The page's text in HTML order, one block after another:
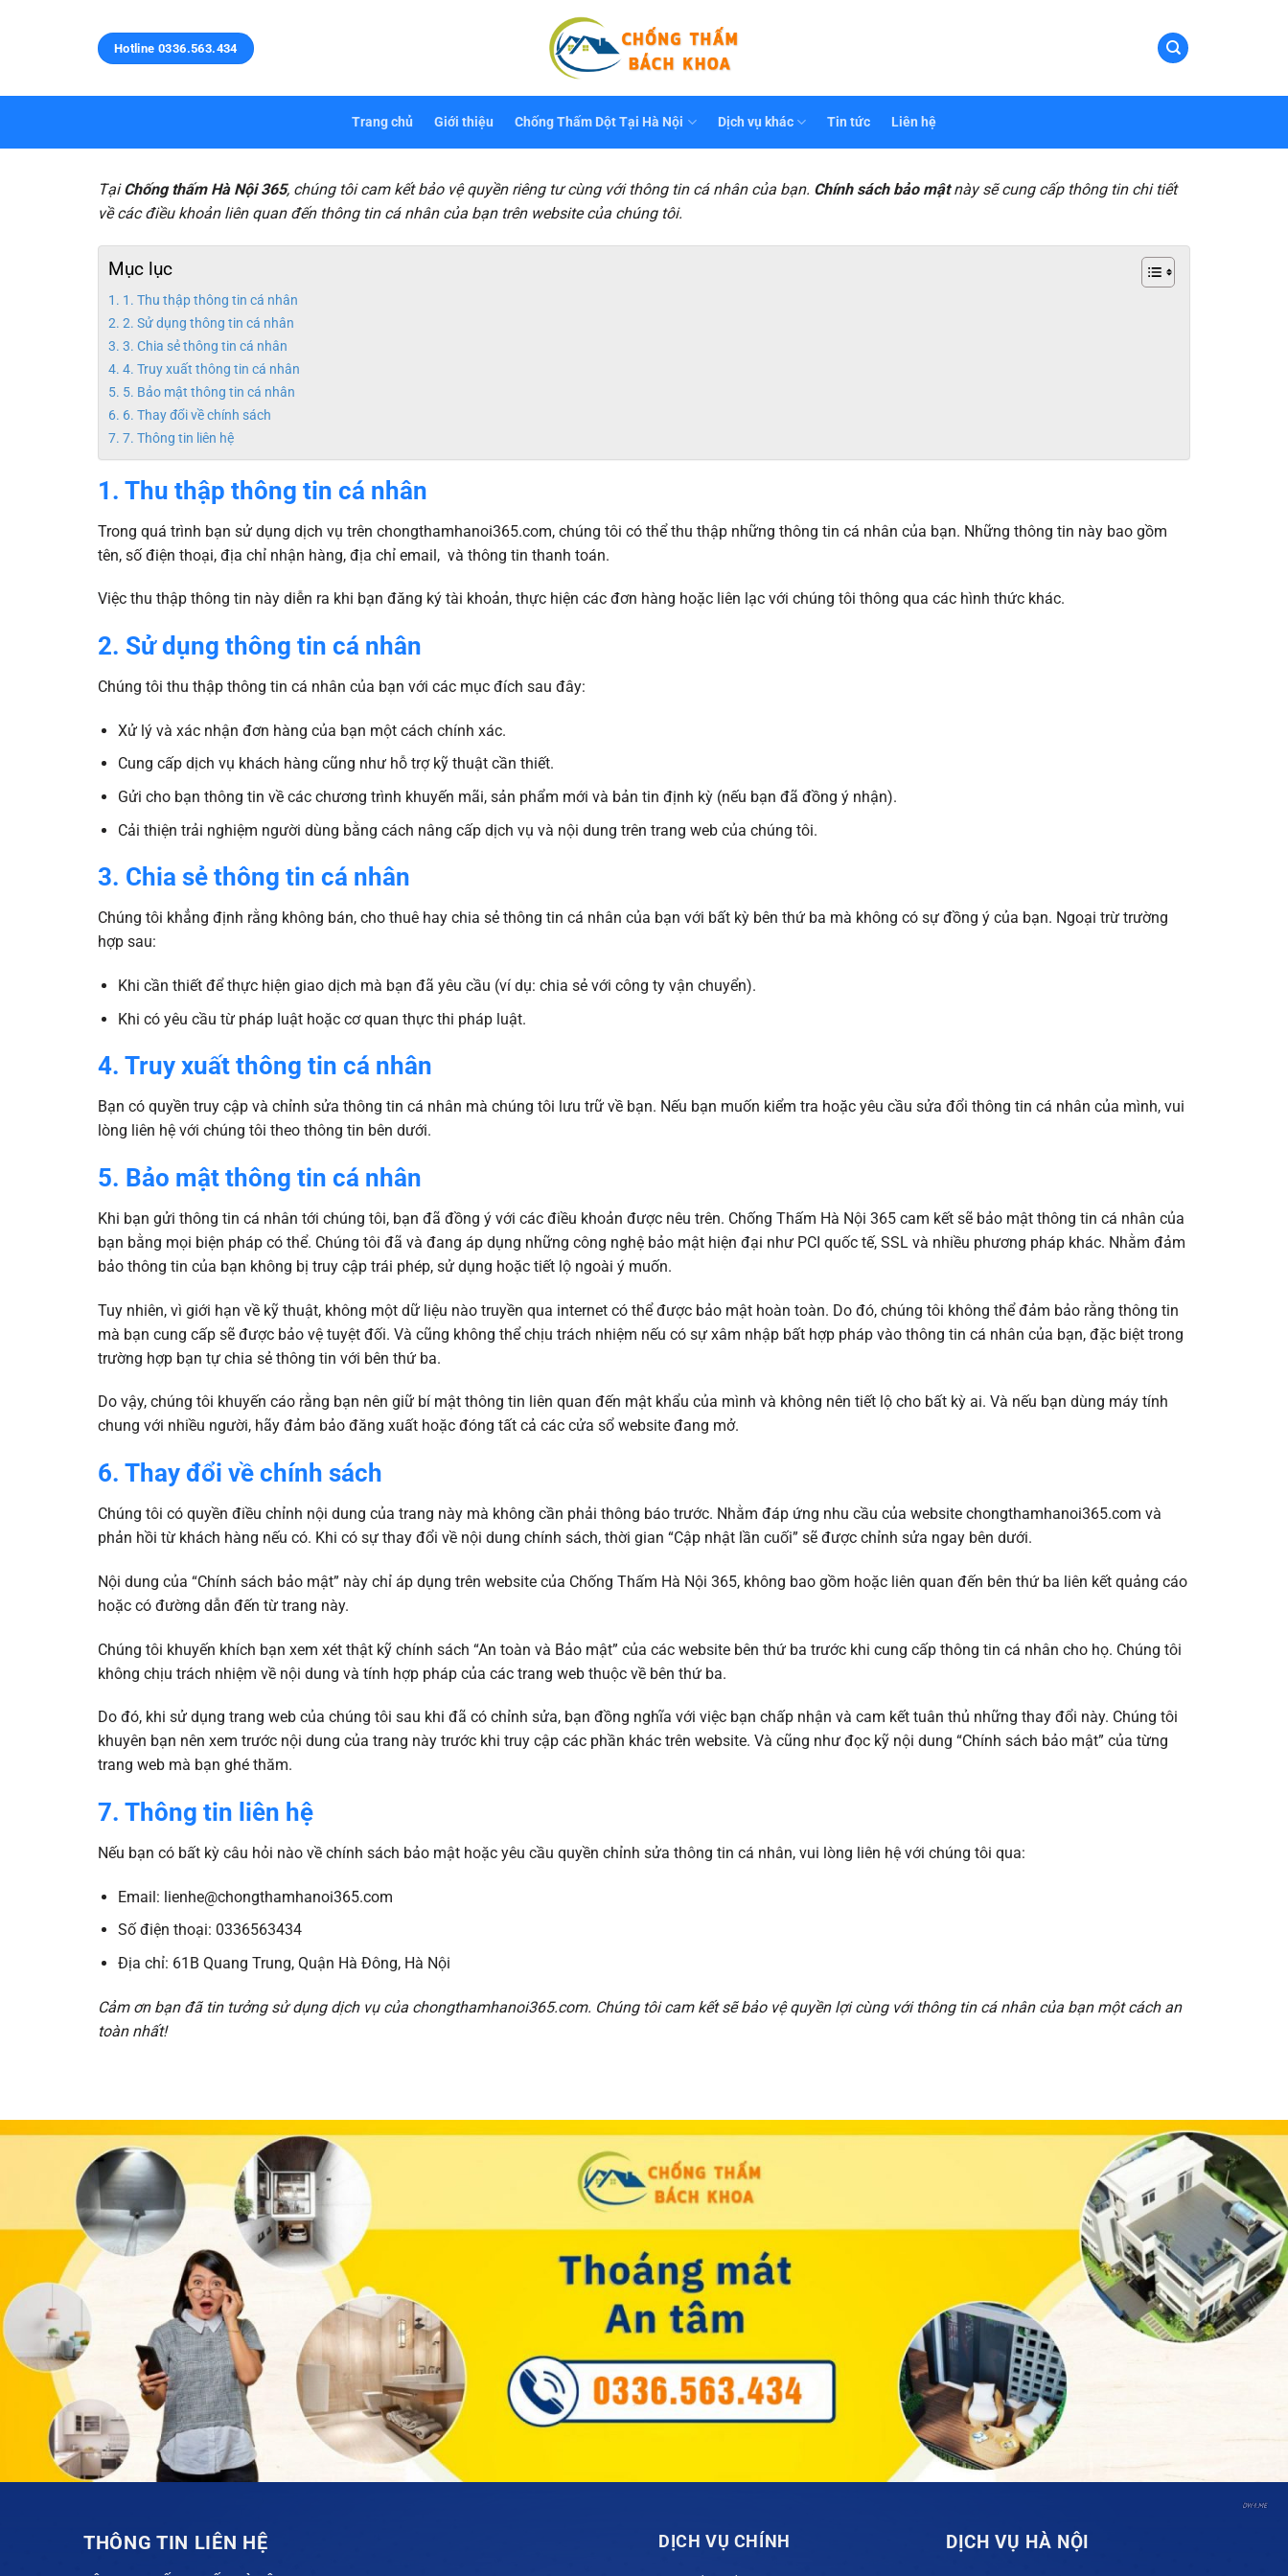
Hotline 0336.563.434
Trang chủ Giới thiệu Chống Thấm Dột Tại Hà Nội Dịch vụ khác Tin tức Liên hệ
TạiChống thấm Hà Nội 365, chúng tôi cam kết bảo vệ quyền riêng tư cùng với thông tin cá nhân của bạn. Chính sách bảo mậtnày sẽ cung cấp thông tin chi tiết
về các điều khoản liên quan đến thông tin cá nhân của bạn trên website của chúng tôi.
Mục lục
1. Thu thập thông tin cá nhân
2. Sử dụng thông tin cá nhân
3. Chia sẻ thông tin cá nhân
4. Truy xuất thông tin cá nhân
5. Bảo mật thông tin cá nhân
6. Thay đổi về chính sách
7. Thông tin liên hệ
1. Thu thập thông tin cá nhân
Trong quá trình bạn sử dụng dịch vụ trên chongthamhanoi365.com, chúng tôi có thể thu thập những thông tin cá nhân của bạn. Những thông tin này bao gồm
tên, số điện thoại, địa chỉ nhận hàng, địa chỉ email, và thông tin thanh toán.
Việc thu thập thông tin này diễn ra khi bạn đăng ký tài khoản, thực hiện các đơn hàng hoặc liên lạc với chúng tôi thông qua các hình thức khác.
2. Sử dụng thông tin cá nhân
Chúng tôi thu thập thông tin cá nhân của bạn với các mục đích sau đây:
Xử lý và xác nhận đơn hàng của bạn một cách chính xác.
Cung cấp dịch vụ khách hàng cũng như hỗ trợ kỹ thuật cần thiết.
Gửi cho bạn thông tin về các chương trình khuyến mãi, sản phẩm mới và bản tin định kỳ (nếu bạn đã đồng ý nhận).
Cải thiện trải nghiệm người dùng bằng cách nâng cấp dịch vụ và nội dung trên trang web của chúng tôi.
3. Chia sẻ thông tin cá nhân
Chúng tôi khẳng định rằng không bán, cho thuê hay chia sẻ thông tin cá nhân của bạn với bất kỳ bên thứ ba mà không có sự đồng ý của bạn. Ngoại trừ trường
hợp sau:
Khi cần thiết để thực hiện giao dịch mà bạn đã yêu cầu (ví dụ: chia sẻ với công ty vận chuyển).
Khi có yêu cầu từ pháp luật hoặc cơ quan thực thi pháp luật.
4. Truy xuất thông tin cá nhân
Bạn có quyền truy cập và chỉnh sửa thông tin cá nhân mà chúng tôi lưu trữ về bạn. Nếu bạn muốn kiểm tra hoặc yêu cầu sửa đổi thông tin cá nhân của mình, vui
lòng liên hệ với chúng tôi theo thông tin bên dưới.
5. Bảo mật thông tin cá nhân
Khi bạn gửi thông tin cá nhân tới chúng tôi, bạn đã đồng ý với các điều khoản được nêu trên. Chống Thấm Hà Nội 365 cam kết sẽ bảo mật thông tin cá nhân của
bạn bằng mọi biện pháp có thể. Chúng tôi đã và đang áp dụng những công nghệ bảo mật hiện đại như PCI quốc tế, SSL và nhiều phương pháp khác. Nhằm đảm
bảo thông tin của bạn không bị truy cập trái phép, sử dụng hoặc tiết lộ ngoài ý muốn.
Tuy nhiên, vì giới hạn về kỹ thuật, không một dữ liệu nào truyền qua internet có thể được bảo mật hoàn toàn. Do đó, chúng tôi không thể đảm bảo rằng thông tin
mà bạn cung cấp sẽ được bảo vệ tuyệt đối. Và cũng không thể chịu trách nhiệm nếu có sự xâm nhập bất hợp pháp vào thông tin cá nhân của bạn, đặc biệt trong
trường hợp bạn tự chia sẻ thông tin với bên thứ ba.
Do vậy, chúng tôi khuyến cáo rằng bạn nên giữ bí mật thông tin liên quan đến mật khẩu của mình và không nên tiết lộ cho bất kỳ ai. Và nếu bạn dùng máy tính
chung với nhiều người, hãy đảm bảo đăng xuất hoặc đóng tất cả các cửa sổ website đang mở.
6. Thay đổi về chính sách
Chúng tôi có quyền điều chỉnh nội dung của trang này mà không cần phải thông báo trước. Nhằm đáp ứng nhu cầu của website chongthamhanoi365.com và
phản hồi từ khách hàng nếu có. Khi có sự thay đổi về nội dung chính sách, thời gian “Cập nhật lần cuối” sẽ được chỉnh sửa ngay bên dưới.
Nội dung của “Chính sách bảo mật” này chỉ áp dụng trên website của Chống Thấm Hà Nội 365, không bao gồm hoặc liên quan đến bên thứ ba liên kết quảng cáo
hoặc có đường dẫn đến từ trang này.
Chúng tôi khuyến khích bạn xem xét thật kỹ chính sách “An toàn và Bảo mật” của các website bên thứ ba trước khi cung cấp thông tin cá nhân cho họ. Chúng tôi
không chịu trách nhiệm về nội dung và tính hợp pháp của các trang web thuộc về bên thứ ba.
Do đó, khi sử dụng trang web của chúng tôi sau khi đã có chỉnh sửa, bạn đồng nghĩa với việc bạn chấp nhận và cam kết tuân thủ những thay đổi này. Chúng tôi
khuyên bạn nên xem trước nội dung của trang này trước khi truy cập các phần khác trên website. Và cũng như đọc kỹ nội dung “Chính sách bảo mật” của từng
trang web mà bạn ghé thăm.
7. Thông tin liên hệ
Nếu bạn có bất kỳ câu hỏi nào về chính sách bảo mật hoặc yêu cầu quyền chỉnh sửa thông tin cá nhân, vui lòng liên hệ với chúng tôi qua:
Email: lienhe@chongthamhanoi365.com
Số điện thoại: 0336563434
Địa chỉ: 61B Quang Trung, Quận Hà Đông, Hà Nội
Cảm ơn bạn đã tin tưởng sử dụng dịch vụ của chongthamhanoi365.com. Chúng tôi cam kết sẽ bảo vệ quyền lợi cùng với thông tin cá nhân của bạn một cách an
toàn nhất!
THÔNG TIN LIÊN HỆ DỊCH VỤ CHÍNH DỊCH VỤ HÀ NỘI